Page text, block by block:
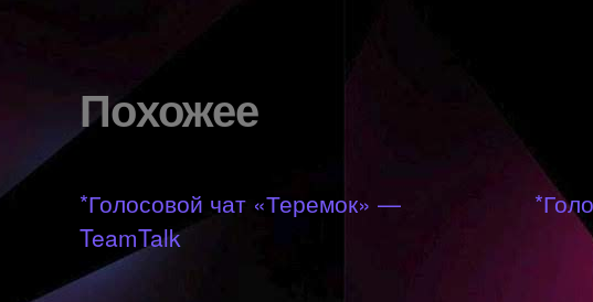
Похожее
*Голосовой чат «Теремок» —
TeamTalk